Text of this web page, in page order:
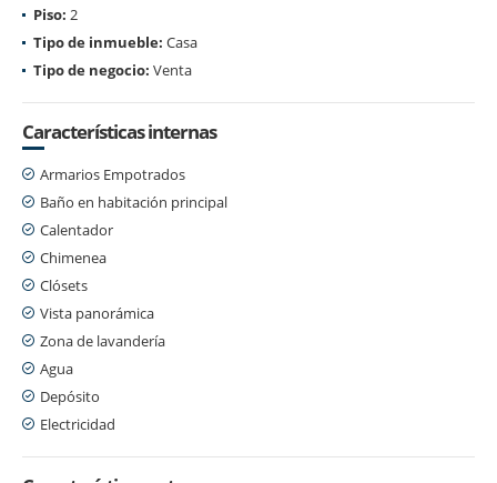
Piso: 2
Tipo de inmueble: Casa
Tipo de negocio: Venta
Características internas
Armarios Empotrados
Baño en habitación principal
Calentador
Chimenea
Clósets
Vista panorámica
Zona de lavandería
Agua
Depósito
Electricidad